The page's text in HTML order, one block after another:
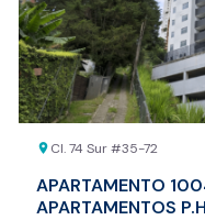
location_on Cl. 74 Sur #35-72
APARTAMENTO
APARTAMENTOS